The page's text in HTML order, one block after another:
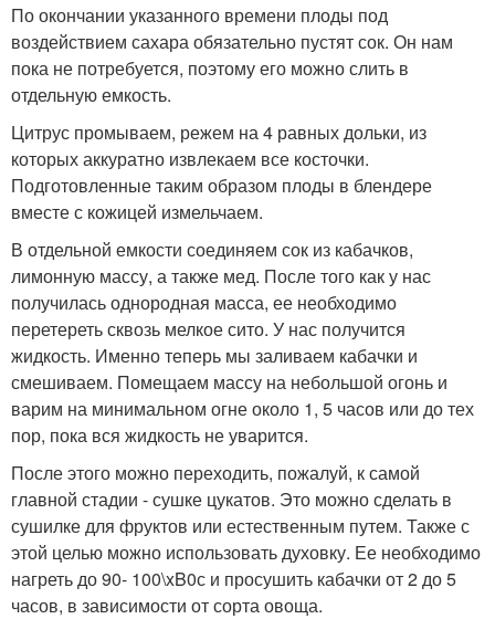
По окончании указанного времени плоды под
воздействием сахара обязательно пустят сок. Он нам
пока не потребуется, поэтому его можно слить в
отдельную емкость.
Цитрус промываем, режем на 4 равных дольки, из
которых аккуратно извлекаем все косточки.
Подготовленные таким образом плоды в блендере
вместе с кожицей измельчаем.
В отдельной емкости соединяем сок из кабачков,
лимонную массу, а также мед. После того как у нас
получилась однородная масса, ее необходимо
перетереть сквозь мелкое сито. У нас получится
жидкость. Именно теперь мы заливаем кабачки и
смешиваем. Помещаем массу на небольшой огонь и
варим на минимальном огне около 1, 5 часов или до тех
пор, пока вся жидкость не уварится.
После этого можно переходить, пожалуй, к самой
главной стадии - сушке цукатов. Это можно сделать в
сушилке для фруктов или естественным путем. Также с
этой целью можно использовать духовку. Ее необходимо
нагреть до 90- 100\xB0с и просушить кабачки от 2 до 5
часов, в зависимости от сорта овоща.